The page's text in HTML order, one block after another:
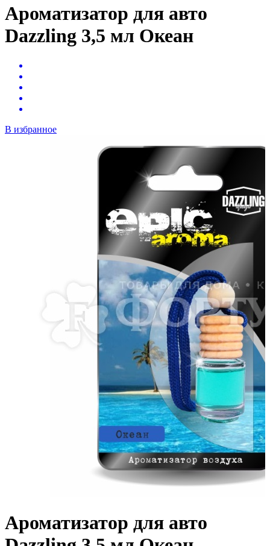
Ароматизатор для авто
Dazzling 3,5 мл Океан
В избранное
Ароматизатор для авто